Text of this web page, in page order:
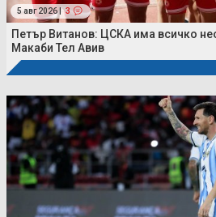
5 авг 2026 | 3
Петър Витанов: ЦСКА има всичко
Макаби Тел Авив